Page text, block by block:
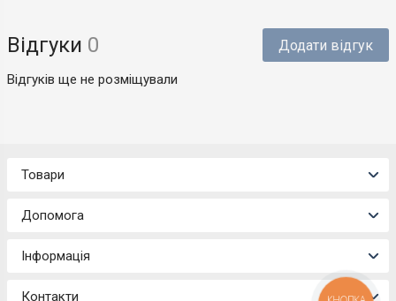
Відгуки 0 Додати відгук
Відгуків ще не розміщували
Товари
Допомога
Інформація
Контакти